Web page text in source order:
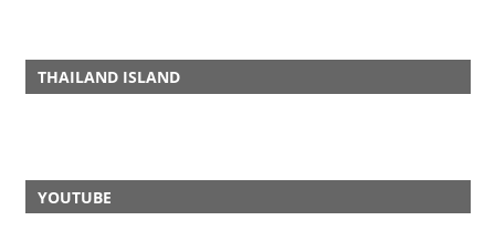
THAILAND ISLAND
YOUTUBE